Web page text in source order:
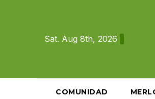
Sat. Aug 8th, 2026
COMUNIDAD